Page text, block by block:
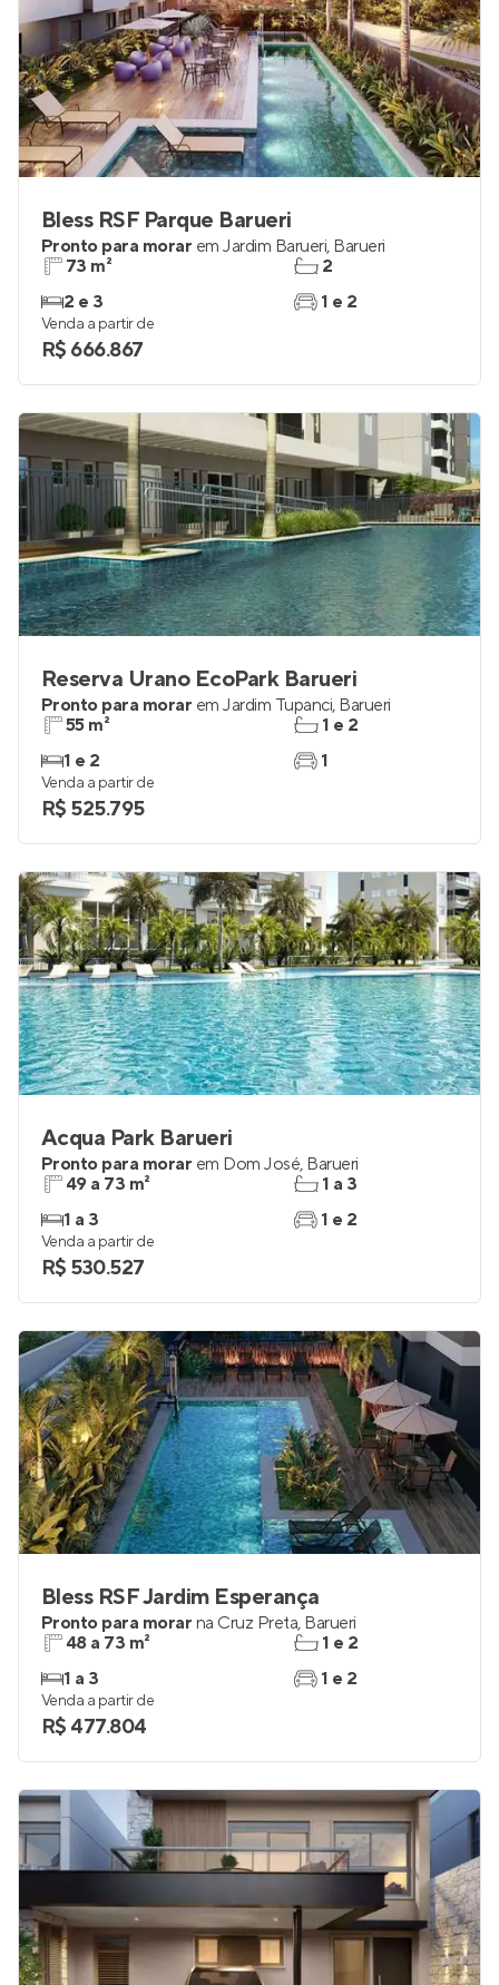
Bless RSF Parque Barueri
Pronto para morar em Jardim Barueri, Barueri
73 m²
2 e 3
2
1 e 2
Venda a partir de
R$ 666.867
Reserva Urano EcoPark Barueri
Pronto para morar em Jardim Tupanci, Barueri
55 m²
1 e 2
1 e 2
1
Venda a partir de
R$ 525.795
Acqua Park Barueri
Pronto para morar em Dom José, Barueri
49 a 73 m²
1 a 3
1 a 3
1 e 2
Venda a partir de
R$ 530.527
Bless RSF Jardim Esperança
Pronto para morar na Cruz Preta, Barueri
48 a 73 m²
1 a 3
1 e 2
1 e 2
Venda a partir de
R$ 477.804